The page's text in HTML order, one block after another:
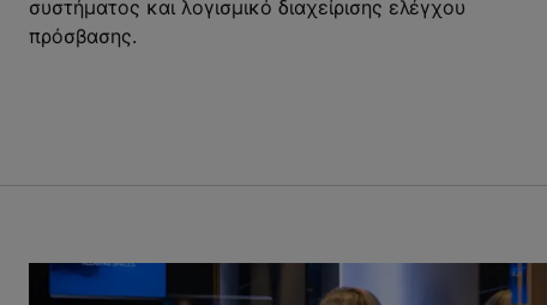
συστήματος και λογισμικό διαχείρισης ελέγχου
πρόσβασης.